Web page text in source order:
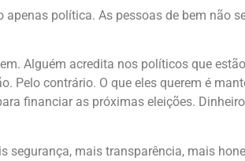
política. As pessoas de bem não
Alguém acredita nos políticos que
Pelo contrário. O que eles querem é
financiar as próximas eleições.
segurança, mais transparência, mais